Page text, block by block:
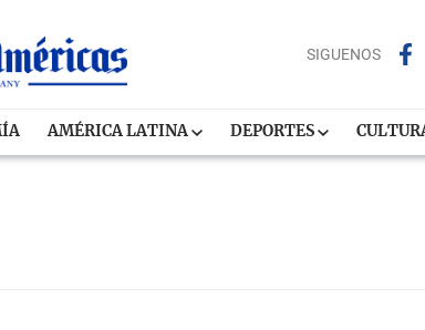
SIGUENOS
AMÉRICA LATINA DEPORTES